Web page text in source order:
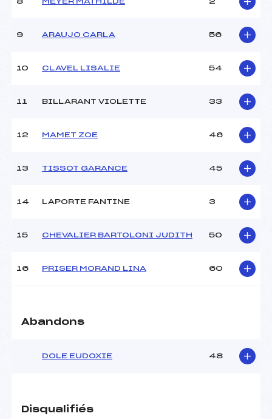
Ouvreurs C :
VIDAL PAUL (MB)
BEAU
Ouvreurs B :
Ouvreurs D :
Température arrivée :
7
8 MEYER MATHILDE 2
9 ARAUJO CARLA 56
10 CLAVEL LISALIE 54
11 BILLARANT VIOLETTE 33
12 MAMET ZOE 46
13 TISSOT GARANCE 45
14 LAPORTE FANTINE 3
15 CHEVALIER BARTOLONI JUDITH 50
16 PRISER MORAND LINA 60
Abandons
DOLE EUDOXIE 48
Disqualifiés